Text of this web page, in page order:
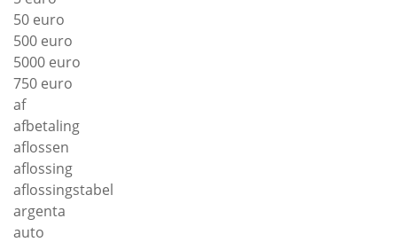
50 euro
500 euro
5000 euro
750 euro
af
afbetaling
aflossen
aflossing
aflossingstabel
argenta
auto